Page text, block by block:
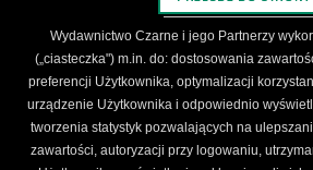
Regulamin
Polityka
Regulamin Klubu
Regulamin Karty
ŚLEDŹ CZARNE
Wydawnictwo Czarne i jego Partnerzy
(„ciasteczka") m.in. do: dostosowania
preferencji Użytkownika, optymalizacji
urządzenie Użytkownika i odpowiednio
tworzenia statystyk pozwalających na
zawartości, autoryzacji przy logowaniu,